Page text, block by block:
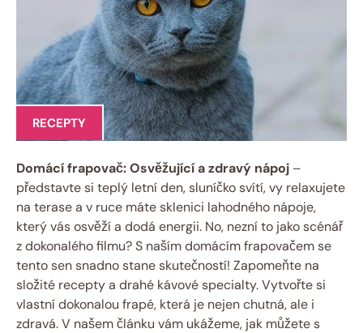
RECEPTY
Domácí frapovač: Osvěžující a zdravý nápoj –
představte si teplý letní den, sluníčko svítí, vy relaxujete
na terase a v ruce máte sklenici lahodného nápoje,
který vás osvěží a dodá energii. No, nezní to jako scénář
z dokonalého filmu? S naším domácím frapovačem se
tento sen snadno stane skutečností! Zapomeňte na
složité recepty a drahé kávové specialty. Vytvořte si
vlastní dokonalou frapé, která je nejen chutná, ale i
zdravá. V našem článku vám ukážeme, jak můžete s